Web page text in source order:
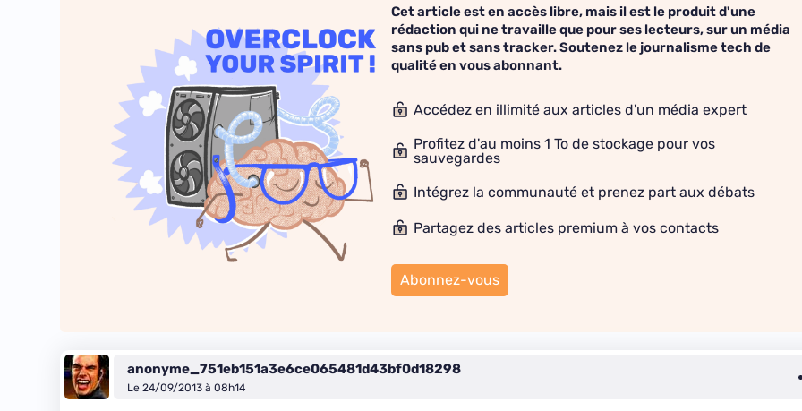
Cet article est en accès libre, mais il est le produit d'une
rédaction qui ne travaille que pour ses lecteurs, sur un média
sans pub et sans tracker. Soutenez le journalisme tech de
qualité en vous abonnant.
Accédez en illimité aux articles d'un média expert
Profitez d'au moins 1 To de stockage pour vos
sauvegardes
Intégrez la communauté et prenez part aux débats
Partagez des articles premium à vos contacts
Abonnez-vous
anonyme_751eb151a3e6ce065481d43bf0d18298
Le 24/09/2013 à 08h14